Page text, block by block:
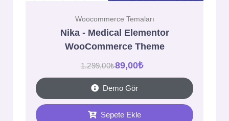
Woocommerce Temaları
Nika - Medical Elementor
WooCommerce Theme
1.299,00₺89,00₺
Demo Gör
Sepete Ekle